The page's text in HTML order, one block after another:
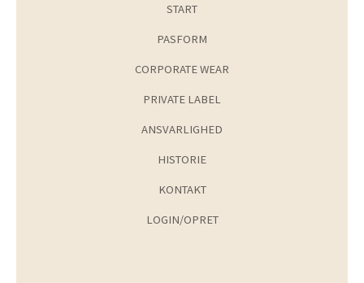
START
PASFORM
CORPORATE WEAR
PRIVATE LABEL
ANSVARLIGHED
HISTORIE
KONTAKT
LOGIN/OPRET